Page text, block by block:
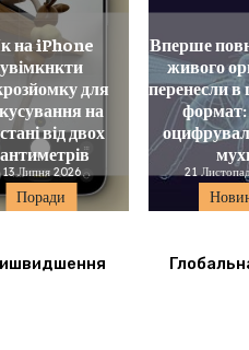
Поради
на iPhone
увімкнкти
для
на
від двох
13 Липня 2026
Вперше
живого
перенесли
формат:
21